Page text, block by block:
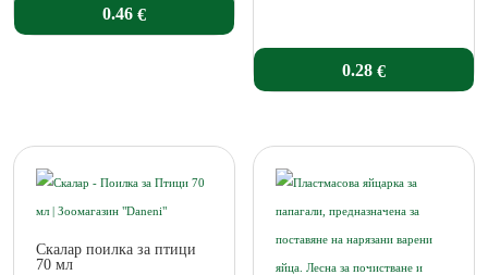
0.46 €
0.28€
Скалар поилка за птици
70 мл